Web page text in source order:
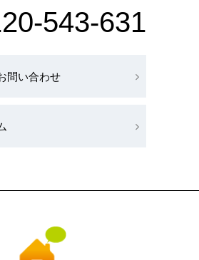
543-631
問い合わせ